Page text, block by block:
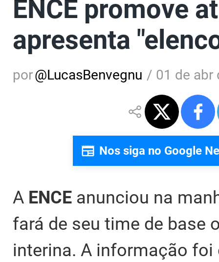
ENCE promove
apresenta
por@LucasBenvegnu / 01 de abr
Nos siga no Google
A ENCE anunciou na
fará de seu time de base
interina. A informação